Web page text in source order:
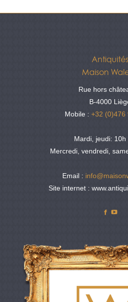
Antiquités
Maison
Rue hors
B-4000
Mobile : +32 (0)476
Mardi, jeudi: 10h
Mercredi, vendredi,
Email :
Site internet :